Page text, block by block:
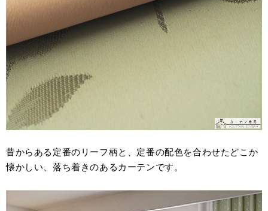
昔からある定番のリーフ柄と、定番の配色を合わせたどこか
懐かしい、落ち着きのあるカーテンです。